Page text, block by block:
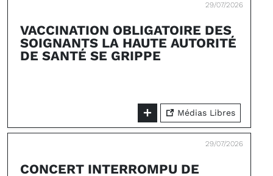
29/07/2026
VACCINATION OBLIGATOIRE DES
SOIGNANTS LA HAUTE AUTORITÉ
DE SANTÉ SE GRIPPE
Médias Libres
29/07/2026
CONCERT INTERROMPU DE